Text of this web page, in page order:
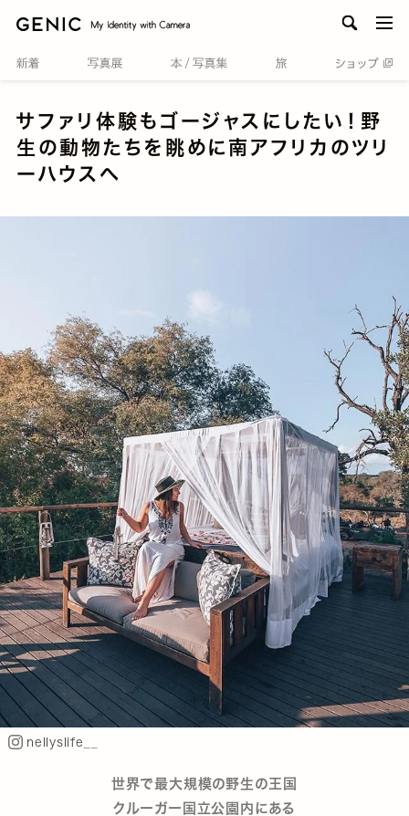
サファリ体験もゴージャスにしたい！野
生の動物たちを眺めに南アフリカのツリ
ーハウスへ
nellyslife__
世界で最大規模の野生の王国
クルーガー国立公園内にある